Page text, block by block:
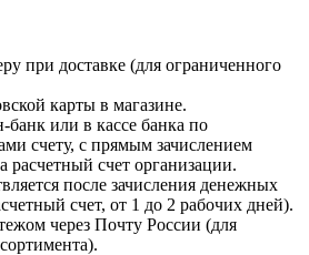
при доставке (для ограниченного
карты в магазине.
или в кассе банка по
счету, с прямым зачислением
расчетный счет организации.
после зачисления денежных
счет, от 1 до 2 рабочих дней).
через Почту России (для